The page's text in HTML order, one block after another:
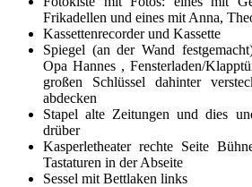
Frikadellen und eines mit Anna,
Kassettenrecorder und Kassette
Spiegel (an der Wand
Opa Hannes , Fensterladen/
großen Schlüssel dahinter
abdecken
Stapel alte Zeitungen und dies
drüber
Kasperletheater rechte Seite
Tastaturen in der Abseite
Sessel mit Bettlaken links